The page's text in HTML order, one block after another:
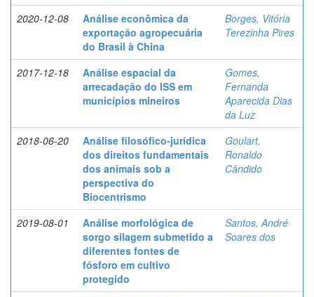
2020-12-08
Análise econômica da
exportação agropecuária
do Brasil à China
Borges, Vitória
Terezinha Pires
2017-12-18
Análise espacial da
arrecadação do ISS em
municípios mineiros
Gomes,
Fernanda
Aparecida Dias
da Luz
2018-06-20
Análise filosófico-jurídica
dos direitos fundamentais
dos animais sob a
perspectiva do
Biocentrismo
Goulart,
Ronaldo
Cândido
2019-08-01
Análise morfológica de
sorgo silagem submetido a
diferentes fontes de
fósforo em cultivo
protegido
Santos, André
Soares dos